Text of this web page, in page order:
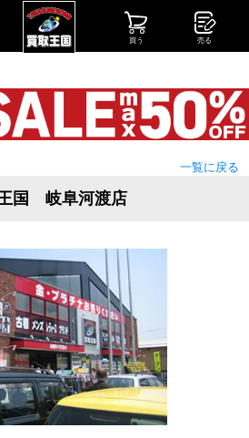
買う 売る
一覧に戻る
国 岐阜河渡店